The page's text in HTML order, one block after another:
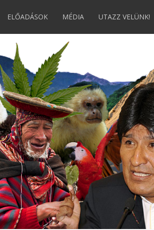
ELŐADÁSOK MÉDIA UTAZZ VELÜNK!